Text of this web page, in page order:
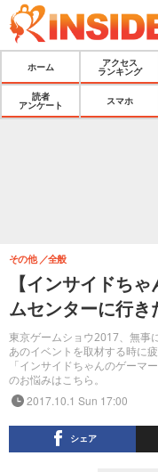
ホーム
アクセス
ランキング
読者
アンケート
スマホ
【インサイドち
ムセンターに行
東京ゲームショウ2017、無
あのイベントを取材する時に
「インサイドちゃんのゲーマ
のお悩みはこちら。
その他 全般
2017.10.1 Sun 17:00
シェア